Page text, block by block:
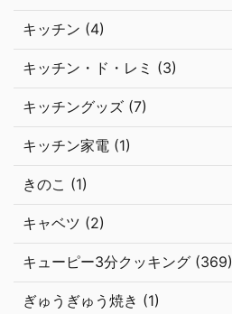
キッチン (4)
キッチン・ド・レミ (3)
キッチングッズ (7)
キッチン家電 (1)
きのこ (1)
キャベツ (2)
キューピー3分クッキング (369)
ぎゅうぎゅう焼き (1)